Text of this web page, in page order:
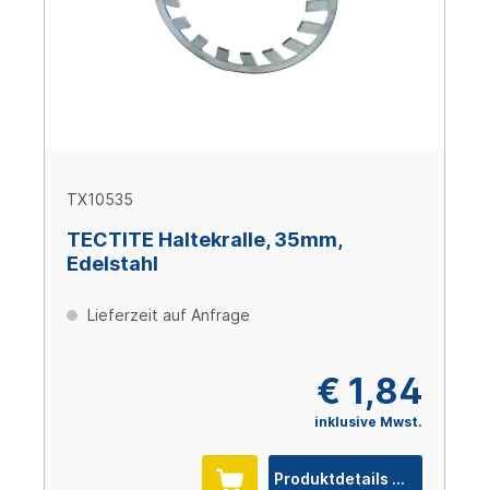
TX10535
TECTITE Haltekralle, 35mm,
Edelstahl
Lieferzeit auf Anfrage
€ 1,84
inklusive Mwst.
Produktdetails